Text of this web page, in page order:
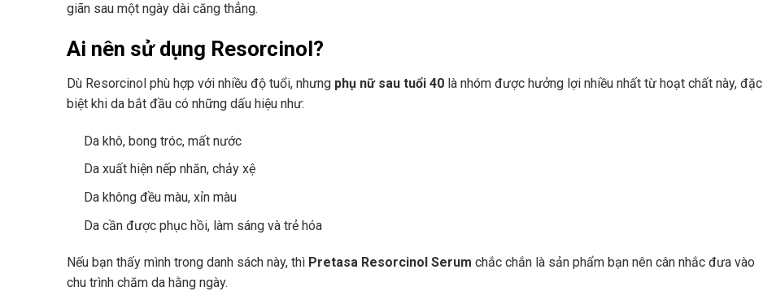
giãn sau một ngày dài căng thẳng.
Ai nên sử dụng Resorcinol?
Dù Resorcinol phù hợp với nhiều độ tuổi, nhưng phụ nữ sau tuổi 40 là nhóm được hưởng lợi nhiều nhất từ hoạt chất này, đặc
biệt khi da bắt đầu có những dấu hiệu như:
Da khô, bong tróc, mất nước
Da xuất hiện nếp nhăn, chảy xệ
Da không đều màu, xỉn màu
Da cần được phục hồi, làm sáng và trẻ hóa
Nếu bạn thấy mình trong danh sách này, thì Pretasa Resorcinol Serum chắc chắn là sản phẩm bạn nên cân nhắc đưa vào
chu trình chăm da hằng ngày.